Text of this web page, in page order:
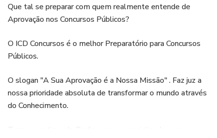
Que tal se preparar com quem realmente entende de
Aprovação nos Concursos Públicos?
O ICD Concursos é o melhor Preparatório para Concursos
Públicos.
O slogan "A Sua Aprovação é a Nossa Missão" . Faz juz a
nossa prioridade absoluta de transformar o mundo através
do Conhecimento.